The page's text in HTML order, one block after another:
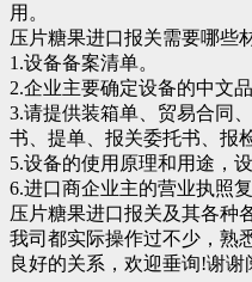
用。
压片糖果进口报关需要哪些
1.设备备案清单。
2.企业主要确定设备的中文品
3.请提供装箱单、贸易合同
书、提单、报关委托书、报
5.设备的使用原理和用途，
6.进口商企业主的营业执照复
压片糖果进口报关及其各种
我司都实际操作过不少，熟
良好的关系，欢迎垂询!谢谢